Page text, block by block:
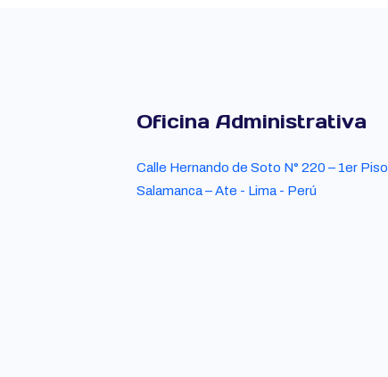
Oficina Administrativa
Calle Hernando de Soto N° 220 – 1er Piso,
Salamanca – Ate - Lima - Perú